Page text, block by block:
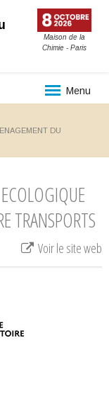
Maison de la
Chimie - Paris
Menu
DU
TRANSPORTS
Voir le site web